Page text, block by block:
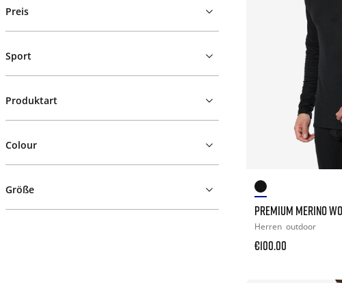
Preis
Sport
Produktart
Colour
Größe
PREMIUM MERINO
Herren outdoor
€100.00